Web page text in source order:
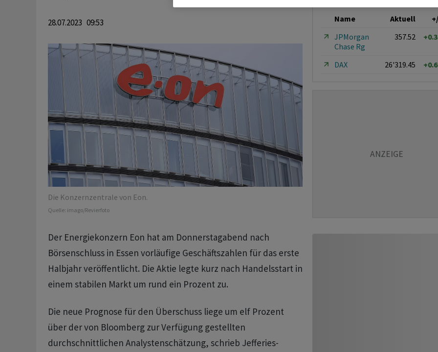
28.07.2023 09:53
Die Konzernzentrale von Eon.
Quelle: imago/Revierfoto
Der Energiekonzern Eon hat am Donnerstagabend nach
Börsenschluss in Essen vorläufige Geschäftszahlen für das erste
Halbjahr veröffentlicht. Die Aktie legte kurz nach Handelsstart in
einem stabilen Markt um rund ein Prozent zu.
Die neue Prognose für den Überschuss liege um elf Prozent
über der von Bloomberg zur Verfügung gestellten
durchschnittlichen Analystenschätzung, schrieb Jefferies-
Name Aktuell
JPMorgan
Chase Rg
357.52
DAX 26'319.45